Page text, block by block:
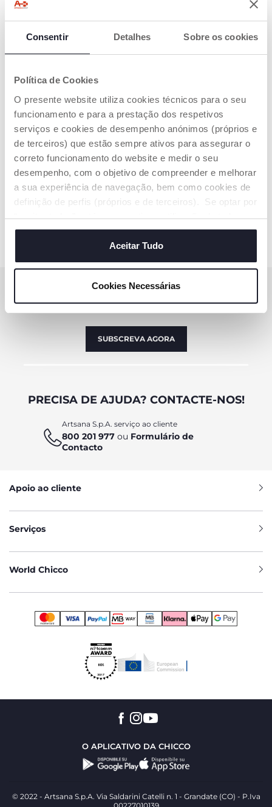
Consentir Detalhes Sobre os cookies
Política de Cookies
O presente website utiliza cookies técnicos para o seu
funcionamento e para a prestação dos respetivos
serviços e cookies de desempenho anónimos (próprios e
de terceiros) que estão sempre ativos para assegurar o
correto funcionamento do website e medir o seu
desempenho, com o objetivo de compreender e melhorar
a sua experiência de navegação, bem como cookies de
definição de perfis (próprios e de terceiros). Se optar por
“aceitar todos” está a consentir na utilização de todos os
cookies. Se quiser saber mais, alterar ou revogar o
consentimento de todos ou de alguns cookies, clique em
"mostrar detalhes". Ao fechar este aviso, está a
são necessários e essenciais para garantir o
funcionamento desta página.
Aceitar Tudo
Cookies Necessárias
Intercomunicador Audio
€ 59,99
ADICIONAR
SUBSCREVA A NOSSA NEWSLETTER
SUBSCREVA AGORA
PRECISA DE AJUDA? CONTACTE-NOS!
Artsana S.p.A. serviço ao cliente
800 201 977 ou Formulário de
Contacto
Apoio ao cliente
Serviços
World Chicco
O APLICATIVO DA CHICCO
© 2022 - Artsana S.p.A. Via Saldarini Catelli n. 1 - Grandate (CO) - P.Iva